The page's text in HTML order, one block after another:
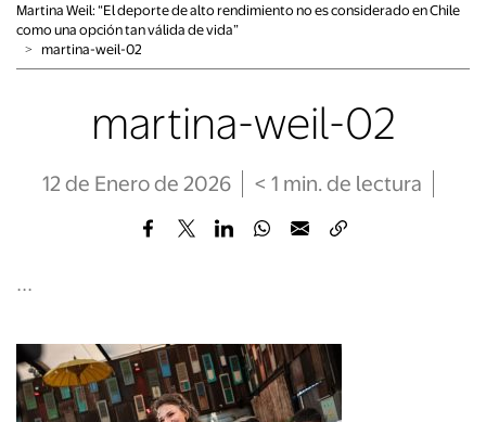
Martina Weil: “El deporte de alto rendimiento no es considerado en Chile
como una opción tan válida de vida”
˃ martina-weil-02
martina-weil-02
12 de Enero de 2026 < 1 min. de lectura
...